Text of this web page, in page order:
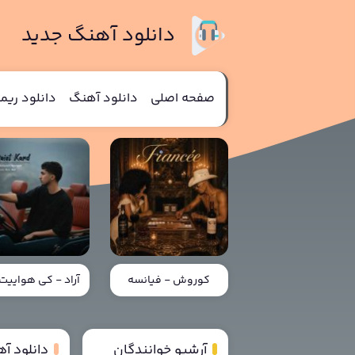
دانلود آهنگ جدید
صفحه اصلی دانلود آهنگ دانلود
کوروش - فیانسه آراد - کی
دانلود آرشیو خوانندگان